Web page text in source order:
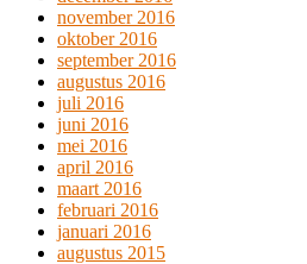
november 2016
oktober 2016
september 2016
augustus 2016
juli 2016
juni 2016
mei 2016
april 2016
maart 2016
februari 2016
januari 2016
augustus 2015